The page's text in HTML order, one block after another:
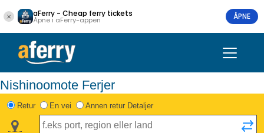
aFerry - Cheap ferry tickets
Åpne i aFerry-appen ÅPNE
Nishinoomote Ferjer
Retur En vei Annen retur Detaljer